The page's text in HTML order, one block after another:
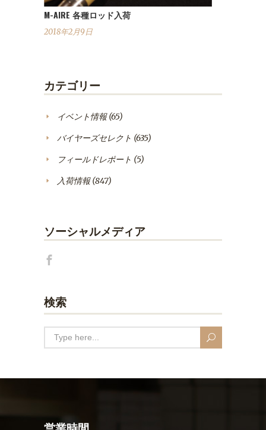
M-AIRE 各種ロッド入荷
2018年2月9日
カテゴリー
イベント情報(65)
バイヤーズセレクト (635)
フィールドレポート (5)
入荷情報(847)
ソーシャルメディア
検索